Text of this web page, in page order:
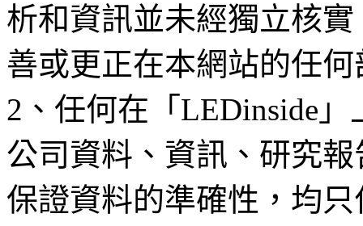
析和資訊並未經獨立核
善或更正在本網站的任
2、任何在「LEDinside
公司資料、資訊、研究
保證資料的準確性，均